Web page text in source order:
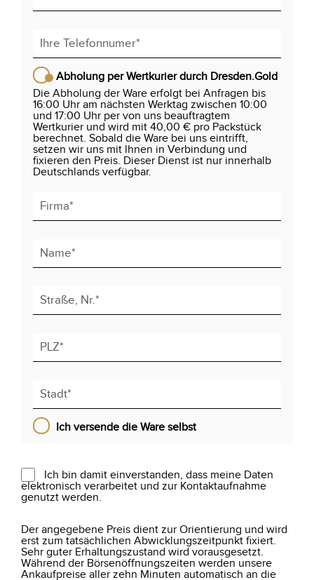
Abholung per Wertkurier durch Dresden.Gold
Die Abholung der Ware erfolgt bei Anfragen bis
16:00 Uhr am nächsten Werktag zwischen 10:00
und 17:00 Uhr per von uns beauftragtem
Wertkurier und wird mit 40,00 € pro Packstück
berechnet. Sobald die Ware bei uns eintrifft,
setzen wir uns mit lhnen in Verbindung und
fixieren den Preis. Dieser Dienst ist nur innerhalb
Deutschlands verfügbar.
Ich versende die Ware selbst
Ich bin damit einverstanden, dass meine Daten
elektronisch verarbeitet und zur Kontaktaufnahme
genutzt werden.
Der angegebene Preis dient zur Orientierung und wird
erst zum tatsächlichen Abwicklungszeitpunkt fixiert.
Sehr guter Erhaltungszustand wird vorausgesetzt.
Während der Börsenöffnungszeiten werden unsere
Ankaufpreise aller zehn Minuten automatisch an die